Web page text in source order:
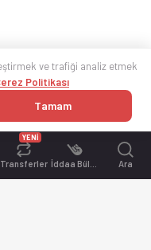
Transferler
YENİ
Ara
ve trafiği analiz etmek
Politikası
Tamam